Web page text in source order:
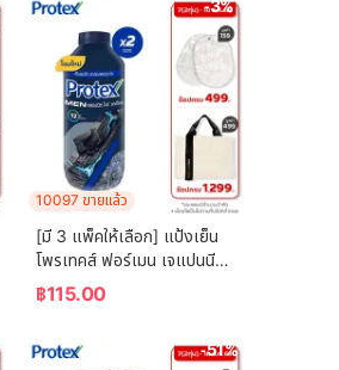
-3%
10097 ขายแล้ว
[มี 3 แพ็คให้เลือก] แป้งเย็น
โพรเทคส์ ฟอร์เมน เจแปนนีส
ไวท์ ชาร์โคล 280 กรัม
Protex Talcum Powder
Charcoal 280g
฿115.00
-51%